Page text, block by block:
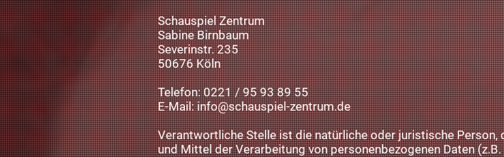
Schauspiel Zentrum
Sabine Birnbaum
Severinstr. 235
50676 Köln
Telefon: 0221 / 95 93 89 55
E-Mail:info@schauspiel-zentrum.de
Verantwortliche Stelle ist die natürliche oder juristische
und Mittel der Verarbeitung von personenbezogenen Daten